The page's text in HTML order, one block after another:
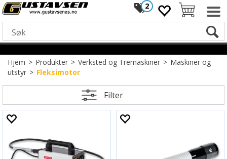
2
Hjem>Produkter>Verksted og Tremaskiner>Maskiner og
utstyr>Fleksimotor
Filter